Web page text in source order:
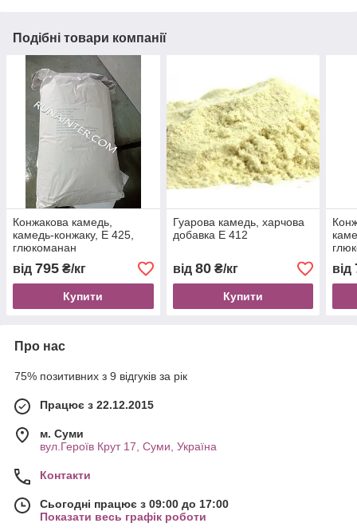
Подібні товари компанії
Конжакова камедь,
камедь-конжаку, Е 425,
глюкоманан
від 795 ₴/кг
Купити
Гуарова камедь, харчова
добавка Е 412
від 80₴/кг
Купити
від
Про нас
75% позитивних з 9 відгуків за рік
Працює з 22.12.2015
м. Суми
вул.Героїв Крут 17, Суми, Україна
Контакти
Сьогодні працює з 09:00 до 17:00
Показати весь графік роботи